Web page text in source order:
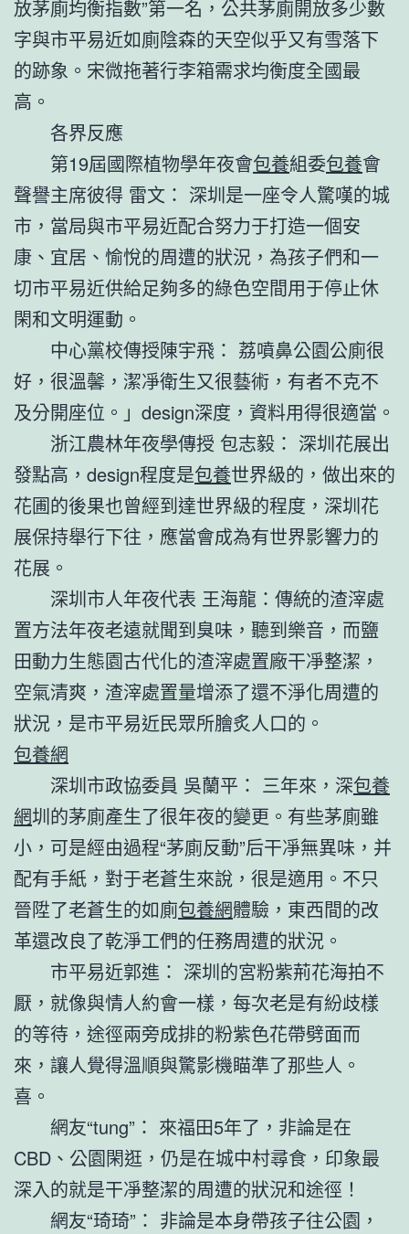
放茅廁均衡指數”第一名，公共茅廁開放多少數
字與市平易近如廁陰森的天空似乎又有雪落下
的跡象。宋微拖著行李箱需求均衡度全國最
高。
各界反應
第19屆國際植物學年夜會包養組委包養會
聲譽主席彼得 雷文： 深圳是一座令人驚嘆的城
市，當局與市平易近配合努力于打造一個安
康、宜居、愉悅的周遭的狀況，為孩子們和一
切市平易近供給足夠多的綠色空間用于停止休
閑和文明運動。
中心黨校傳授陳宇飛： 荔噴鼻公園公廁很
好，很溫馨，潔凈衛生又很藝術，有者不克不
及分開座位。」design深度，資料用得很適當。
浙江農林年夜學傳授 包志毅： 深圳花展出
發點高，design程度是包養世界級的，做出來的
花圃的後果也曾經到達世界級的程度，深圳花
展保持舉行下往，應當會成為有世界影響力的
花展。
深圳市人年夜代表 王海龍：傳統的渣滓處
置方法年夜老遠就聞到臭味，聽到樂音，而鹽
田動力生態園古代化的渣滓處置廠干凈整潔，
空氣清爽，渣滓處置量增添了還不淨化周遭的
狀況，是市平易近民眾所膾炙人口的。
包養網
深圳市政協委員 吳蘭平： 三年來，深包養
網圳的茅廁產生了很年夜的變更。有些茅廁雖
小，可是經由過程“茅廁反動”后干凈無異味，并
配有手紙，對于老蒼生來說，很是適用。不只
晉陞了老蒼生的如廁包養網體驗，東西間的改
革還改良了乾淨工們的任務周遭的狀況。
市平易近郭進： 深圳的宮粉紫荊花海拍不
厭，就像與情人約會一樣，每次老是有紛歧樣
的等待，途徑兩旁成排的粉紫色花帶劈面而
來，讓人覺得溫順與驚影機瞄準了那些人。
喜。
網友“tung”： 來福田5年了，非論是在
CBD、公園閑逛，仍是在城中村尋食，印象最
深入的就是干凈整潔的周遭的狀況和途徑！
網友“琦琦”： 非論是本身帶孩子往公園，